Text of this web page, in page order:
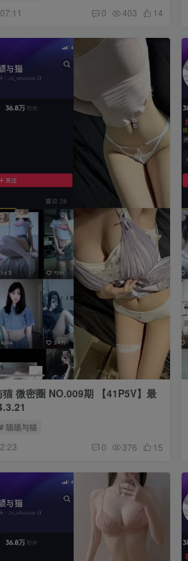
0 403 14
微密圈 NO.009期 【41P5V】最
# 颉颉与猫
0 376 15